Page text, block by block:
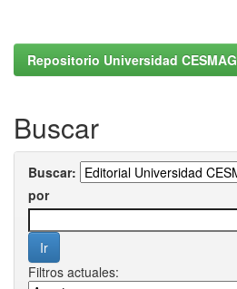
Repositorio Universidad CESMAG
Buscar
Buscar:
por
Filtros actuales: